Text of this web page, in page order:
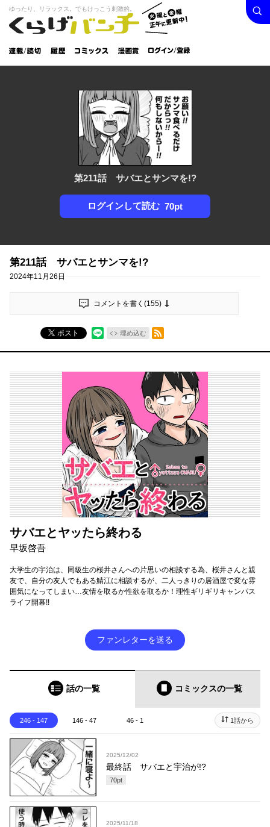
くらげバンチ
火曜と
金曜正
午に更
新中！
ゆったり、リラックス。でもけっこう刺激的。
連載/読
切
履
歴
コミック
漫画
賞
ログイン /
登録
検索
第211話 サバエとサンマを!?
ログインして読む 70pt
第211話 サバエとサンマを!?
2024年11月26日
コメントを書く(155)
ポスト 埋め込む
RSSフィード
サバエとヤッたら終わる
早坂啓吾
大学生の宇治は、同級生の桜井さんへの片思いの相談する為、桜井さんと親
友で、自分の友人でもある鯖江に相談するが、二人っきりの居酒屋で変な雰
囲気になってしまい…友情を取るか性欲を取るか！理性ギリギリキャンパス
ライフ開幕!!
ファンレターを送る
話の一覧 コミックスの一覧
246 - 147 146 - 47 46 - 1 1話から
2025/12/02
最終話 サバエと宇治が!?
70pt
2025/11/18